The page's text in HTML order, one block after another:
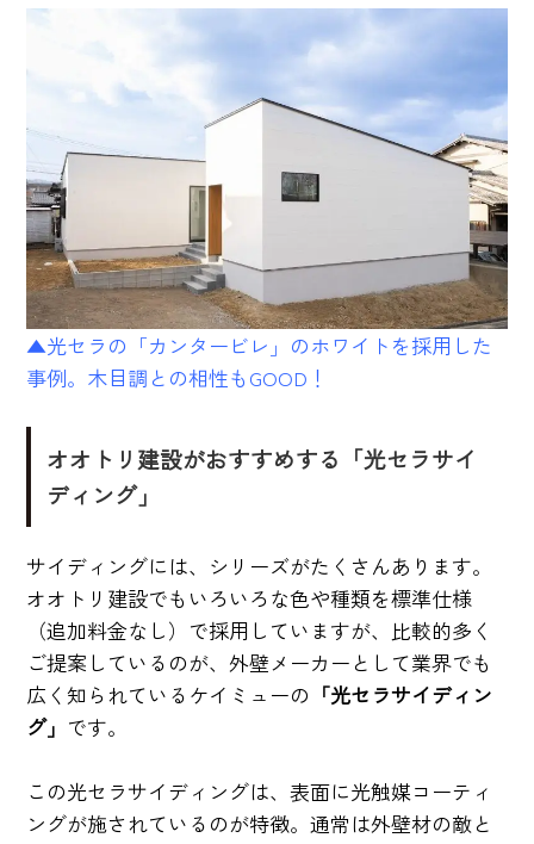
▲光セラの「カンタービレ」のホワイトを採用した
事例。木目調との相性もGOOD！
オオトリ建設がおすすめする「光セラサイ
ディング」
サイディングには、シリーズがたくさんあります。
オオトリ建設でもいろいろな色や種類を標準仕様
（追加料金なし）で採用していますが、比較的多く
ご提案しているのが、外壁メーカーとして業界でも
広く知られているケイミューの 「光セラサイディン
グ」 です。
この光セラサイディングは、表面に光触媒コーティ
ングが施されているのが特徴。通常は外壁材の敵と